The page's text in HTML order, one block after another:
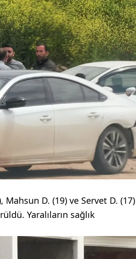
D. (19) ve Servet D. (17)
Yaralıların sağlık